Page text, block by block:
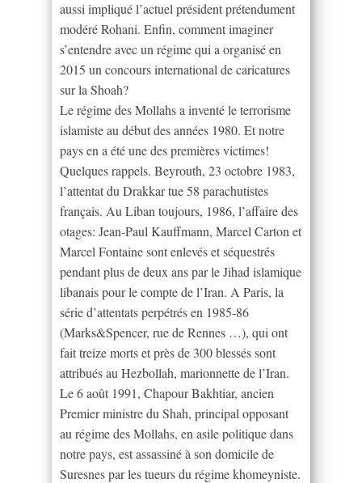
aussi impliqué l’actuel président prétendument
modéré Rohani. Enfin, comment imaginer
s’entendre avec un régime qui a organisé en
2015 un concours international de caricatures
sur la Shoah?
Le régime des Mollahs a inventé le terrorisme
islamiste au début des années 1980. Et notre
pays en a été une des premières victimes!
Quelques rappels. Beyrouth, 23 octobre 1983,
l’attentat du Drakkar tue 58 parachutistes
français. Au Liban toujours, 1986, l’affaire des
otages: Jean-Paul Kauffmann, Marcel Carton et
Marcel Fontaine sont enlevés et séquestrés
pendant plus de deux ans par le Jihad islamique
libanais pour le compte de l’Iran. A Paris, la
série d’attentats perpétrés en 1985-86
(Marks&Spencer, rue de Rennes …), qui ont
fait treize morts et près de 300 blessés sont
attribués au Hezbollah, marionnette de l’Iran.
Le 6 août 1991, Chapour Bakhtiar, ancien
Premier ministre du Shah, principal opposant
au régime des Mollahs, en asile politique dans
notre pays, est assassiné à son domicile de
Suresnes par les tueurs du régime khomeyniste.